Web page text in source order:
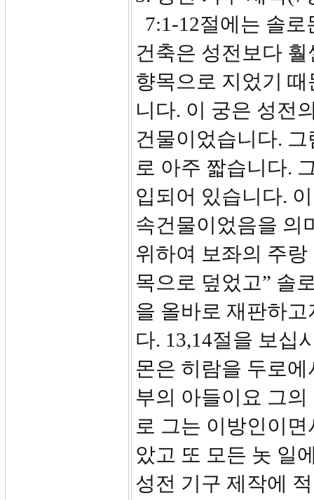
7:1-12절에는 솔
건축은 성전보다
향목으로 지었기 때
니다. 이 궁은 성전
건물이었습니다.
로 아주 짧습니다.
입되어 있습니다.
속건물이었음을 의
위하여 보좌의 주
목으로 덮었고” 솔
을 올바로 재판하
다. 13,14절을 보십
몬은 히람을 두로
부의 아들이요 그
로 그는 이방인이
았고 또 모든 놋 일
성전 기구 제작에